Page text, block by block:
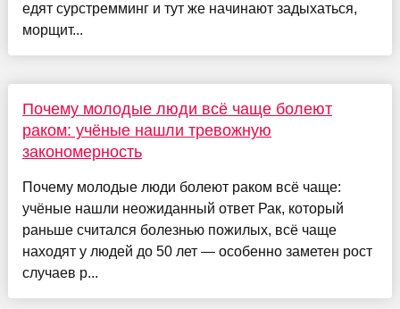
едят сурстремминг и тут же начинают задыхаться,
морщит...
Почему молодые люди всё чаще болеют
раком: учёные нашли тревожную
закономерность
Почему молодые люди болеют раком всё чаще:
учёные нашли неожиданный ответ Рак, который
раньше считался болезнью пожилых, всё чаще
находят у людей до 50 лет — особенно заметен рост
случаев р...